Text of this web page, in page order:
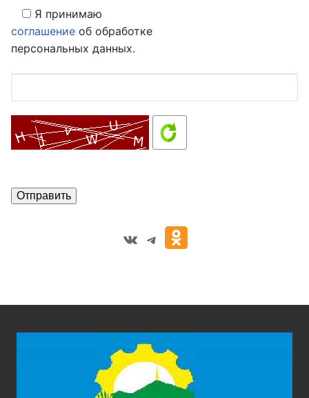
Я принимаю
соглашение об обработке
персональных данных.
VK Telegram